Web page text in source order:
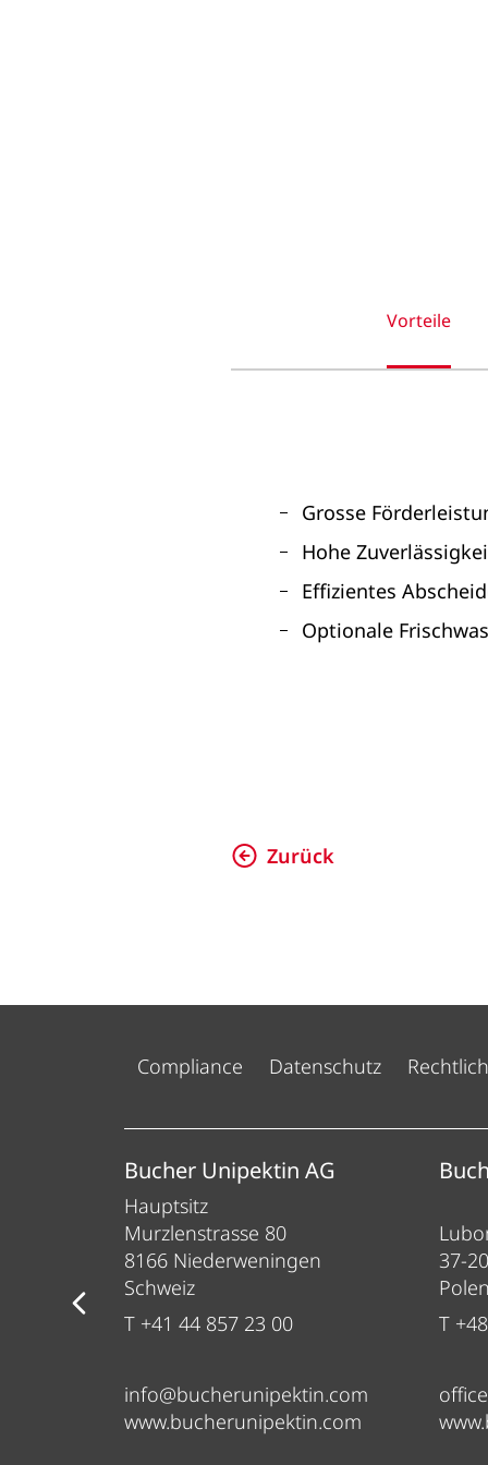
Vorteile
Grosse
Hohe
Effizientes
Optionale
Zurück
Compliance Datenschutz
Bucher Unipektin AG
Hauptsitz
Murzlenstrasse 80
8166 Niederweningen
Schweiz
T +41 44 857 23 00
info@bucherunipektin.com
www.bucherunipektin.com
37-
Polen
T